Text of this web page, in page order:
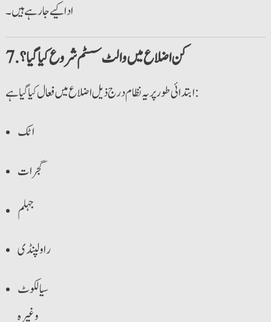
ادا کیے جا رہے ہیں۔
7. کن اضلاع میں والٹ سسٹم شروع کیا گیا؟
ابتدائی طور پر یہ نظام درج ذیل اضلاع میں فعال کیا گیا ہے:
اٹک
گجرات
جہلم
راولپنڈی
سیالکوٹ
وغیرہ